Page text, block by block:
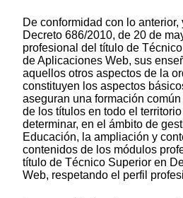
De conformidad con lo anterior,
Decreto 686/2010, de 20 de
profesional del título de
de Aplicaciones Web, sus
aquellos otros aspectos de la
constituyen los aspectos
aseguran una formación
de los títulos en todo el
determinar, en el ámbito de
Educación, la ampliación y
contenidos de los módulos
título de Técnico Superior en
Web, respetando el perfil